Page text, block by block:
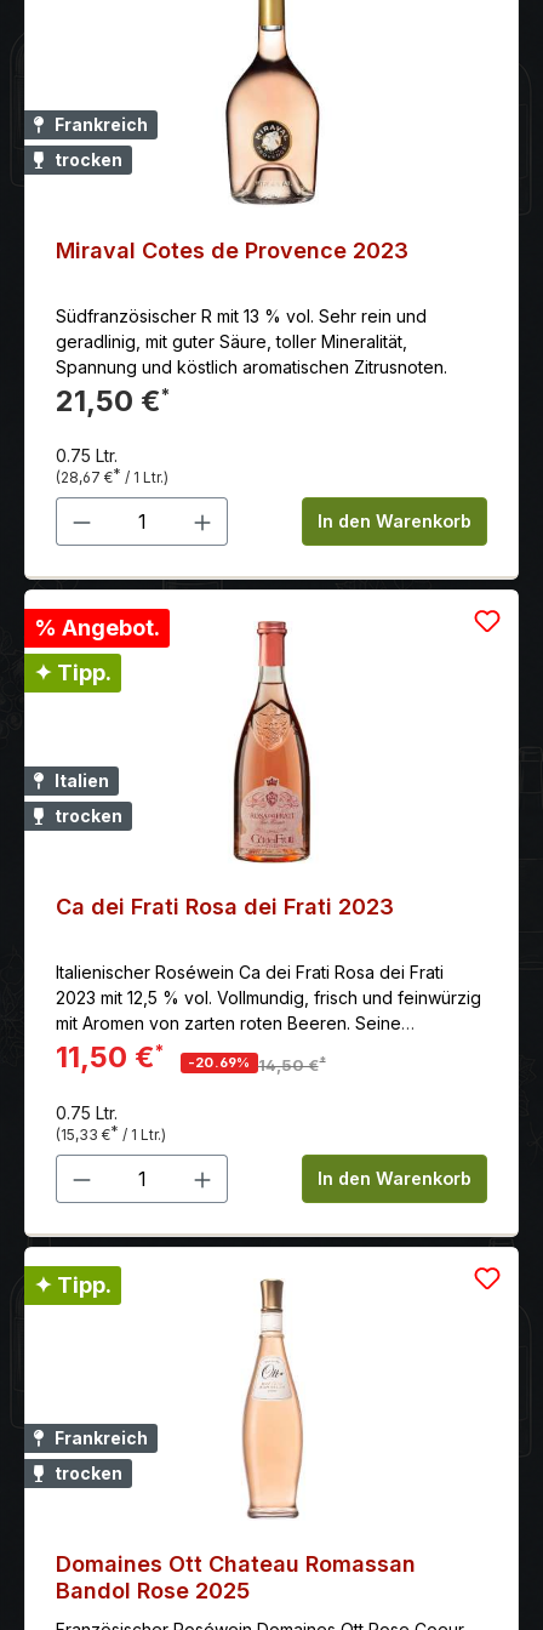
zu würzigen Gerichten, die es ein bisschen schärfer
mögen. Köstlich süß-pikanten Kombinationen wie
Mandelhähnchen mit Vanille und Parmesanpolenta
oder geschmortem Fasan mit fruchtiger Apfel-
Zwiebel-Sauce.
Frankreich
trocken
Miraval Cotes de Provence 2023
Südfranzösischer R mit 13 % vol. Sehr rein und
geradlinig, mit guter Säure, toller Mineralität,
Spannung und köstlich aromatischen Zitrusnoten.
21,50 €*
0.75 Ltr.
(28,67 €* / 1 Ltr.)
Produkt Anzahl: Gib denIn den Warenkorb
% Angebot.
✦ Tipp.
Italien
trocken
Ca dei Frati Rosa dei Frati 2023
Italienischer Roséwein Ca dei Frati Rosa dei Frati
2023 mit 12,5 % vol. Vollmundig, frisch und feinwürzig
mit Aromen von zarten roten Beeren. Seine
Leichtigkeit und lebhafte Säure lädt zum
unbekümmerten Trinken ein.
11,50 €*
-20.69% 14,50 €*
0.75 Ltr.
(15,33 €* / 1 Ltr.)
Produkt Anzahl: Gib denIn den Warenkorb
✦ Tipp.
Frankreich
trocken
Domaines Ott Chateau Romassan
Bandol Rose 2025